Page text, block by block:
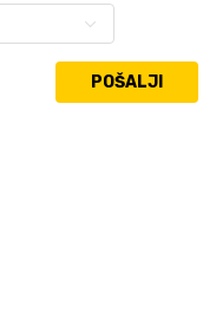
POŠALJI